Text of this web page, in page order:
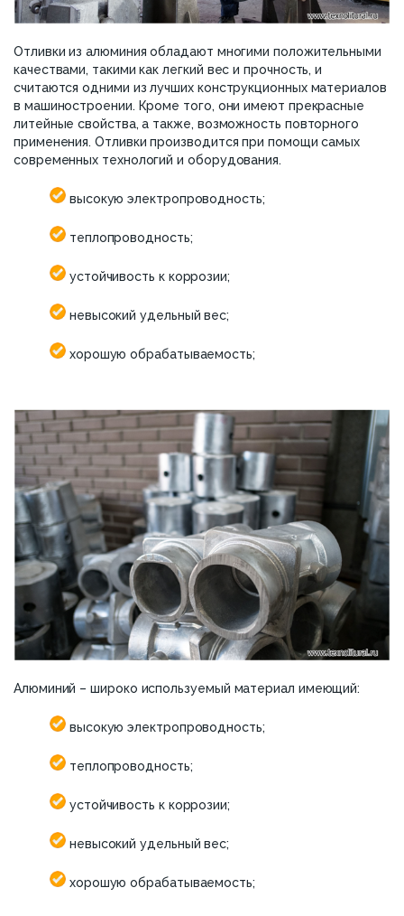
Отливки из алюминия обладают многими положительными
качествами, такими как легкий вес и прочность, и
считаются одними из лучших конструкционных материалов
в машиностроении. Кроме того, они имеют прекрасные
литейные свойства, а также, возможность повторного
применения. Отливки производится при помощи самых
современных технологий и оборудования.
высокую электропроводность;
теплопроводность;
устойчивость к коррозии;
невысокий удельный вес;
хорошую обрабатываемость;
Алюминий – широко используемый материал имеющий:
высокую электропроводность;
теплопроводность;
устойчивость к коррозии;
невысокий удельный вес;
хорошую обрабатываемость;